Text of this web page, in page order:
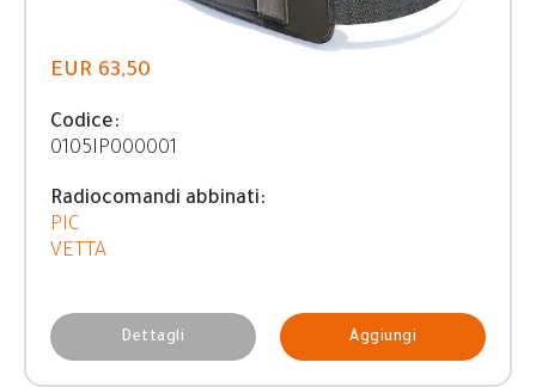
EUR 63,50
Codice:
0105IP000001
Radiocomandi abbinati:
PIC
VETTA
Dettagli Aggiungi